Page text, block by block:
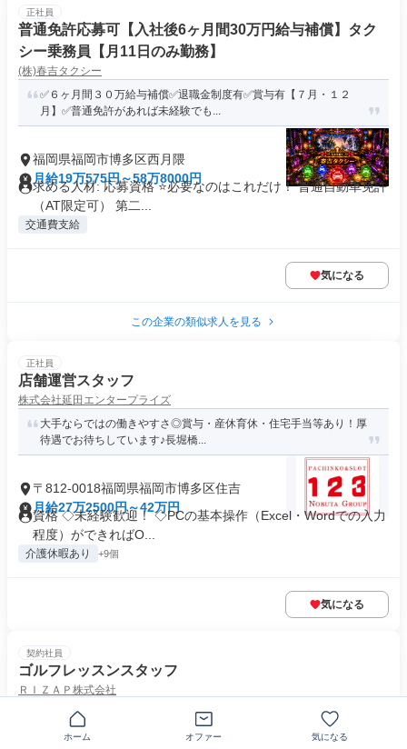
正社員
普通免許応募可【入社後6ヶ月間30万円給与補償】タク
シー乗務員【月11日のみ勤務】
(株)春吉タクシー
✅６ヶ月間３０万給与補償✅退職金制度有✅賞与有【７月・１２
月】✅普通免許があれば未経験でも...
福岡県福岡市博多区西月隈
月給19万575円～58万8000円
求める人材: 応募資格 ⭐️必要なのはこれだけ！ 普通自動車免許
（AT限定可） 第二...
交通費支給
気になる
この企業の類似求人を見る
正社員
店舗運営スタッフ
株式会社延田エンタープライズ
大手ならではの働きやすさ◎賞与・産休育休・住宅手当等あり！厚
待遇でお待ちしています♪長堀橋...
〒812-0018福岡県福岡市博多区住吉
月給27万2500円～42万円
資格 ◇未経験歓迎！ ◇PCの基本操作（Excel・Wordでの入力
程度）ができればO...
介護休暇あり +9個
気になる
契約社員
ゴルフレッスンスタッフ
ＲＩＺＡＰ株式会社
月収平均40万円以上！月収100万円も可能！柔軟なシフト体制で働
きやすさ◎充実の研修で未経...
ホーム オファー 気になる